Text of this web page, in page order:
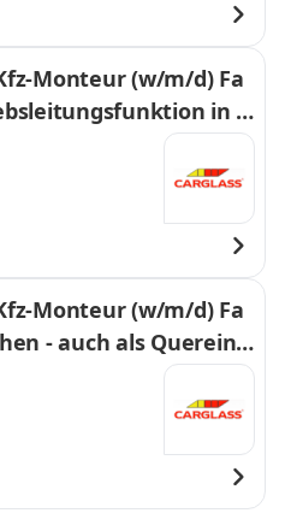
Monteur (w/m/d) Fa
in E
Monteur (w/m/d) Fa
- auch als Quereins